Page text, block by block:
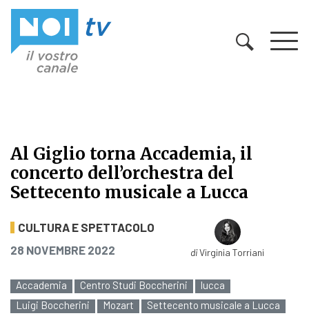
Al Giglio torna Accademia, il
concerto dell’orchestra del
Settecento musicale a Lucca
Al Giglio torna Accademia, il
CULTURA E SPETTACOLO
PUBBLICATO IL
28 NOVEMBRE 2022 diVirginia Torriani
Accademia Centro Studi Boccherini
lucca
Luigi Boccherini
Mozart
Settecento musicale a Lucca